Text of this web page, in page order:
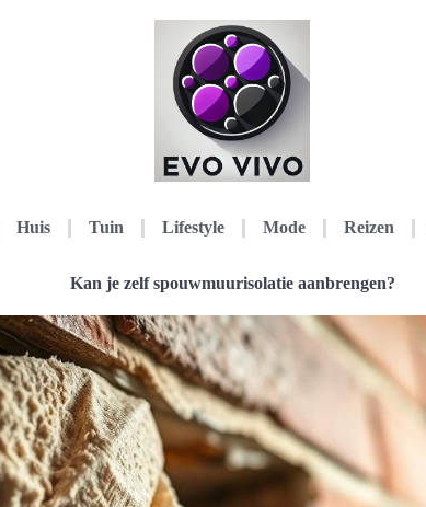
Huis Tuin Lifestyle Mode Reizen
Kan je zelf spouwmuurisolatie aanbrengen?